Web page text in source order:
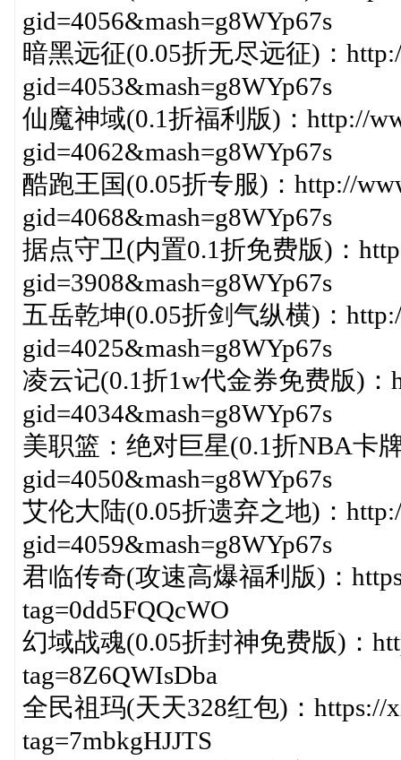
gid=4056&mash=g8WYp67s
暗黑远征(0.05折无尽远征)：
gid=4053&mash=g8WYp67s
仙魔神域(0.1折福利版)：http://
gid=4062&mash=g8WYp67s
酷跑王国(0.05折专服)：http://
gid=4068&mash=g8WYp67s
据点守卫(内置0.1折免费版)：
gid=3908&mash=g8WYp67s
五岳乾坤(0.05折剑气纵横)：
gid=4025&mash=g8WYp67s
凌云记(0.1折1w代金券免费版)：
gid=4034&mash=g8WYp67s
美职篮：绝对巨星(0.1折NBA卡
gid=4050&mash=g8WYp67s
艾伦大陆(0.05折遗弃之地)：
gid=4059&mash=g8WYp67s
君临传奇(攻速高爆福利版)：
tag=0dd5FQQcWO
幻域战魂(0.05折封神免费版)：
tag=8Z6QWIsDba
全民祖玛(天天328红包)：https://
tag=7mbkgHJJTS